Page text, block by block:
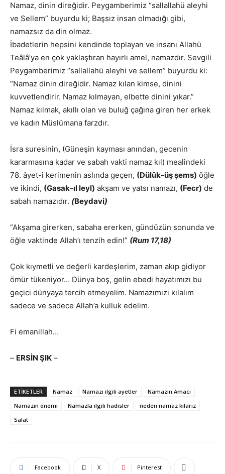
Namaz, dinin direğidir. Peygamberimiz “sallallahü aleyhi
ve Sellem” buyurdu ki; Başsız insan olmadığı gibi,
namazsız da din olmaz.
İbadetlerin hepsini kendinde toplayan ve insanı Allahü
Teâlâ’ya en çok yaklaştıran hayırlı amel, namazdır. Sevgili
Peygamberimiz “sallallahü aleyhi ve sellem” buyurdu ki:
“Namaz dinin direğidir. Namaz kılan kimse, dinini
kuvvetlendirir. Namaz kılmayan, elbette dinini yıkar.”
Namaz kılmak, akıllı olan ve buluğ çağına giren her erkek
ve kadın Müslümana farzdır.
İsra suresinin, (Güneşin kayması anından, gecenin
kararmasına kadar ve sabah vakti namaz kıl) mealindeki
78. âyet-i kerimenin aslında geçen, (Dülûk-üş şems) öğle
ve ikindi, (Gasak-ıl leyl) akşam ve yatsı namazı, (Fecr) de
sabah namazıdır. (Beydavi)
“Akşama girerken, sabaha ererken, gündüzün sonunda ve
öğle vaktinde Allah’ı tenzih edin!” (Rum 17,18)
Çok kıymetli ve değerli kardeşlerim, zaman akıp gidiyor
ömür tükeniyor… Dünya boş, gelin ebedi hayatımızı bu
geçici dünyaya tercih etmeyelim. Namazımızı kılalım
sadece ve sadece Allah’a kulluk edelim.
Fi emanillah…
– ERSİN ŞIK –
ETIKETLER Namaz Namazı ilgili ayetler
Namazın Amacı
Namazın önemi
Namazla ilgili hadisler
neden namaz kılarız
Salat
Facebook X Pinterest